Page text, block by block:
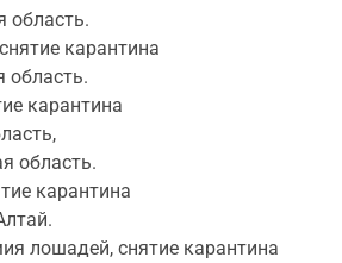
область.
карантина
область.
карантина
область.
карантина
лошадей, снятие карантина